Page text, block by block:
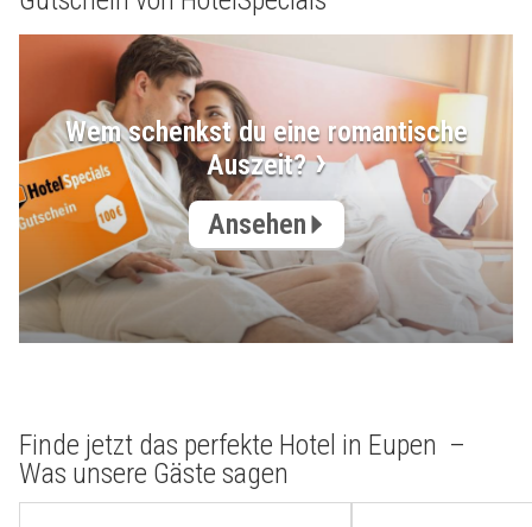
Wem schenkst du eine romantische
Auszeit?
Ansehen
Finde jetzt das perfekte Hotel in Eupen –
Was unsere Gäste sagen